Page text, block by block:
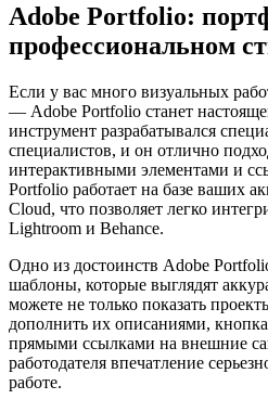
Adobe Portfolio:
профессиональном
Если у вас много визуальных
— Adobe Portfolio станет
инструмент разрабатывался
специалистов, и он отлично
интерактивными элементами и
Portfolio работает на базе ваших
Cloud, что позволяет легко
Lightroom и Behance.
Одно из достоинств Adobe
шаблоны, которые выглядят
можете не только показать
дополнить их описаниями,
прямыми ссылками на внешние
работодателя впечатление
работе.